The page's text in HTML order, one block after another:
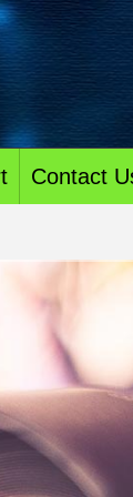
Contact